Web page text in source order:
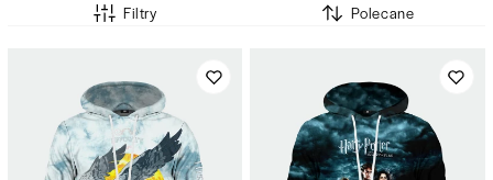
Filtry Polecane